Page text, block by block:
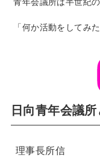
「何か活動をしてみ
日向青年会議
理事長所信